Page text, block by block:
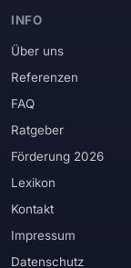
INFO
Über uns
Referenzen
FAQ
Ratgeber
Förderung 2026
Lexikon
Kontakt
Impressum
Datenschutz